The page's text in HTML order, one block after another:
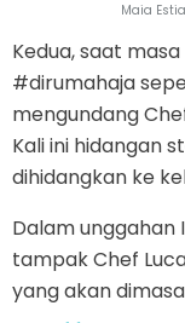
Maia
Kedua, saat masa
#dirumahaja
mengundang
Kali ini hidangan
dihidangkan ke
Dalam unggahan
tampak Chef
yang akan